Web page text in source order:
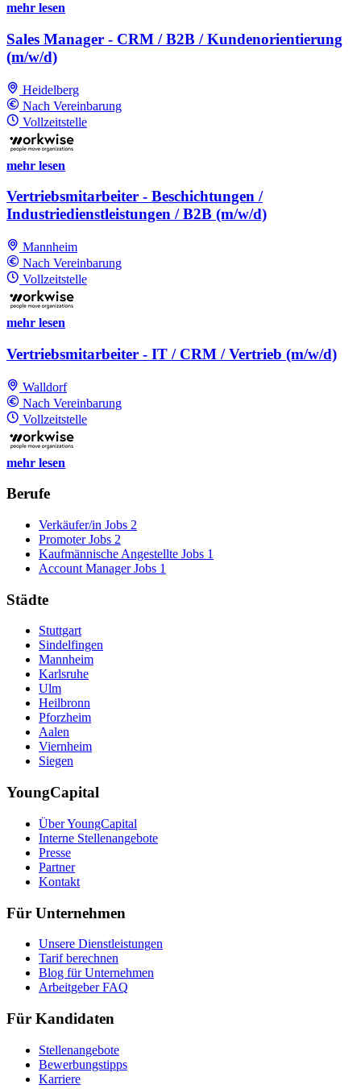
mehr lesen
Sales Manager - CRM / B2B / Kundenorientierung
(m/w/d)
Heidelberg
Nach Vereinbarung
Vollzeitstelle
mehr lesen
Vertriebsmitarbeiter - Beschichtungen /
Industriedienstleistungen / B2B (m/w/d)
Mannheim
Nach Vereinbarung
Vollzeitstelle
mehr lesen
Vertriebsmitarbeiter - IT / CRM / Vertrieb (m/w/d)
Walldorf
Nach Vereinbarung
Vollzeitstelle
mehr lesen
Berufe
Verkäufer/in Jobs 2
Promoter Jobs 2
Kaufmännische Angestellte Jobs 1
Account Manager Jobs 1
Städte
Stuttgart
Sindelfingen
Mannheim
Karlsruhe
Ulm
Heilbronn
Pforzheim
Aalen
Viernheim
Siegen
YoungCapital
Über YoungCapital
Interne Stellenangebote
Presse
Partner
Kontakt
Für Unternehmen
Unsere Dienstleistungen
Tarif berechnen
Blog für Unternehmen
Arbeitgeber FAQ
Für Kandidaten
Stellenangebote
Bewerbungstipps
Karriere